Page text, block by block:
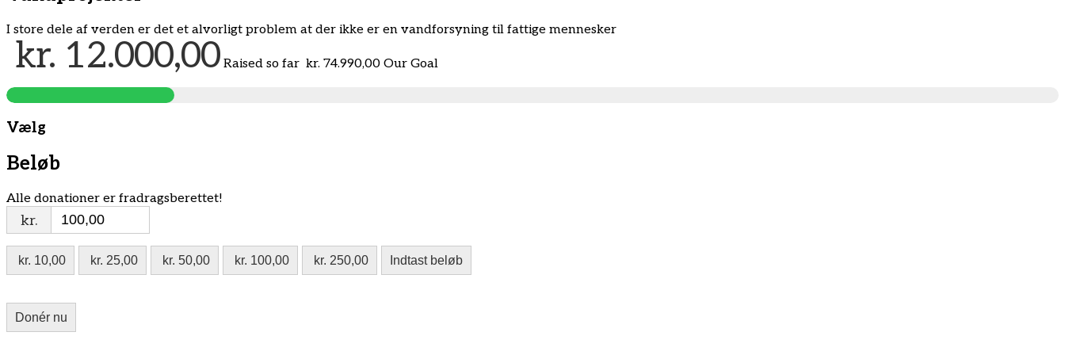
I store dele af verden er det et alvorligt problem at der ikke er en vandforsyning til fattige mennesker
kr. 12.000,00 Raised so far kr. 74.990,00 Our Goal
Vælg
Beløb
Alle donationer er fradragsberettet!
kr.
kr. 10,00 kr. 25,00 kr. 50,00 kr. 100,00 kr. 250,00 Indtast beløb
Donér nu